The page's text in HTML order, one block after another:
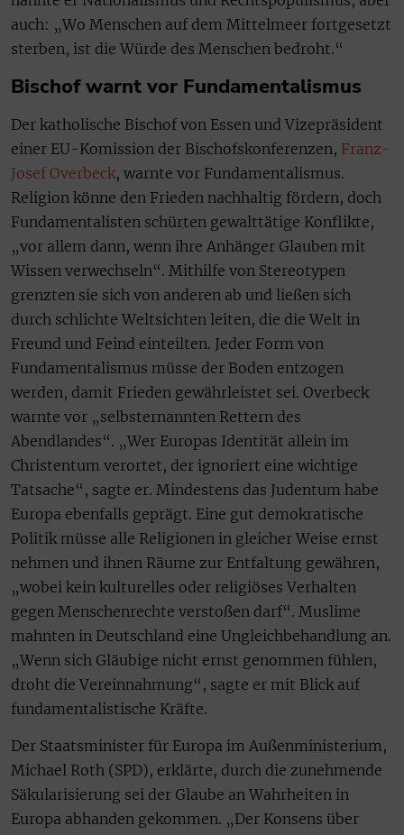
auch: „Wo Menschen auf dem Mittelmeer fortgesetzt
sterben, ist die Würde des Menschen bedroht.“
Bischof warnt vor Fundamentalismus
Der katholische Bischof von Essen und Vizepräsident
einer EU-Komission der Bischofskonferenzen, Franz-
Josef Overbeck, warnte vor Fundamentalismus.
Religion könne den Frieden nachhaltig fördern, doch
Fundamentalisten schürten gewalttätige Konflikte,
„vor allem dann, wenn ihre Anhänger Glauben mit
Wissen verwechseln“. Mithilfe von Stereotypen
grenzten sie sich von anderen ab und ließen sich
durch schlichte Weltsichten leiten, die die Welt in
Freund und Feind einteilten. Jeder Form von
Fundamentalismus müsse der Boden entzogen
werden, damit Frieden gewährleistet sei. Overbeck
warnte vor „selbsternannten Rettern des
Abendlandes“. „Wer Europas Identität allein im
Christentum verortet, der ignoriert eine wichtige
Tatsache“, sagte er. Mindestens das Judentum habe
Europa ebenfalls geprägt. Eine gut demokratische
Politik müsse alle Religionen in gleicher Weise ernst
nehmen und ihnen Räume zur Entfaltung gewähren,
„wobei kein kulturelles oder religiöses Verhalten
gegen Menschenrechte verstoßen darf“. Muslime
mahnten in Deutschland eine Ungleichbehandlung an.
„Wenn sich Gläubige nicht ernst genommen fühlen,
droht die Vereinnahmung“, sagte er mit Blick auf
fundamentalistische Kräfte.
Der Staatsminister für Europa im Außenministerium,
Michael Roth (SPD), erklärte, durch die zunehmende
Säkularisierung sei der Glaube an Wahrheiten in
Europa abhanden gekommen. „Der Konsens über